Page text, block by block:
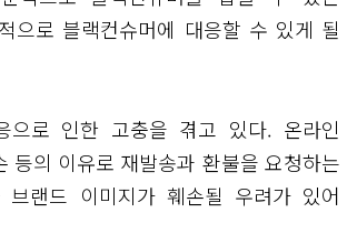
으로 블랙컨슈머에 대응할 수 있게 될
으로 인한 고충을 겪고 있다. 온라인
등의 이유로 재발송과 환불을 요청하는
랜드 이미지가 훼손될 우려가 있어